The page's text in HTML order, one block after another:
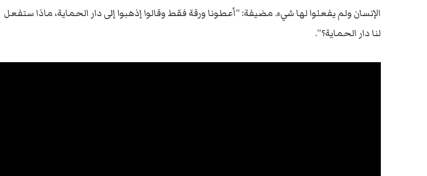
الإنسان ولم يفعلوا لها شيء. مضيفة: “أعطونا ورقة فقط وقالوا إذهبوا إلى دار الحماية، ماذا ستفعل
لنا دار الحماية؟”.